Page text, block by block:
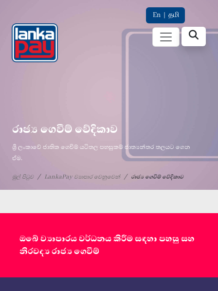
En | தமி
රාජ්‍ය ගෙවීම් වේදිකාව
ශ්‍රී ලංකාවේ ජාතික ගෙවීම් යටිතල පහසුකම් ජාත්‍යන්තර තලයට ගෙන
ඒම.
මුල් පිටුව LankaPay ව්‍යාපාර වෙනුවෙන් රාජ්‍ය ගෙවීම් වේදිකාව
ඔබේ ව්‍යාපාරය වර්ධනය කිරීම සඳහා පහසු සහ
නිරවද්‍ය රාජ්‍ය ගෙවීම්